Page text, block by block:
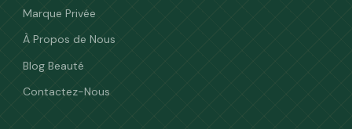
Marque Privée
À Propos de Nous
Blog Beauté
Contactez-Nous